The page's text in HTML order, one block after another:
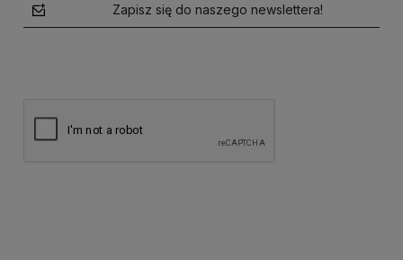
Zapisz się do naszego newslettera!